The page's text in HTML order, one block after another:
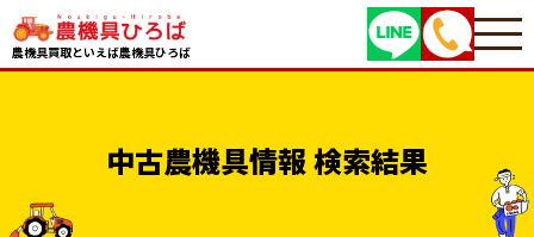
農機具買取といえば農機具ひろば
中古農機具情報 検索結果